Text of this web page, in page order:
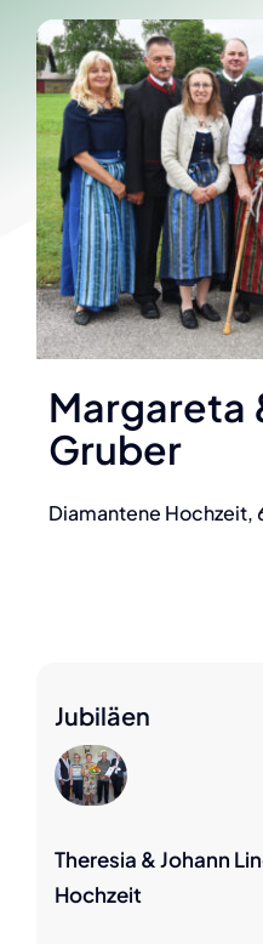
Margareta
Gruber
Diamantene Hochzeit,
Jubiläen
Theresia & Johann
Hochzeit